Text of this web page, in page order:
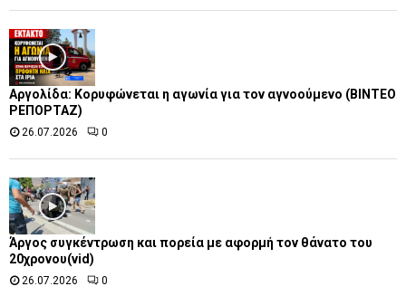
Αργολίδα: Κορυφώνεται η αγωνία για τον αγνοούμενο (ΒΙΝΤΕΟ
ΡΕΠΟΡΤΑΖ)
26.07.2026 0
Άργος συγκέντρωση και πορεία με αφορμή τον θάνατο του
20χρονου(vid)
26.07.2026 0